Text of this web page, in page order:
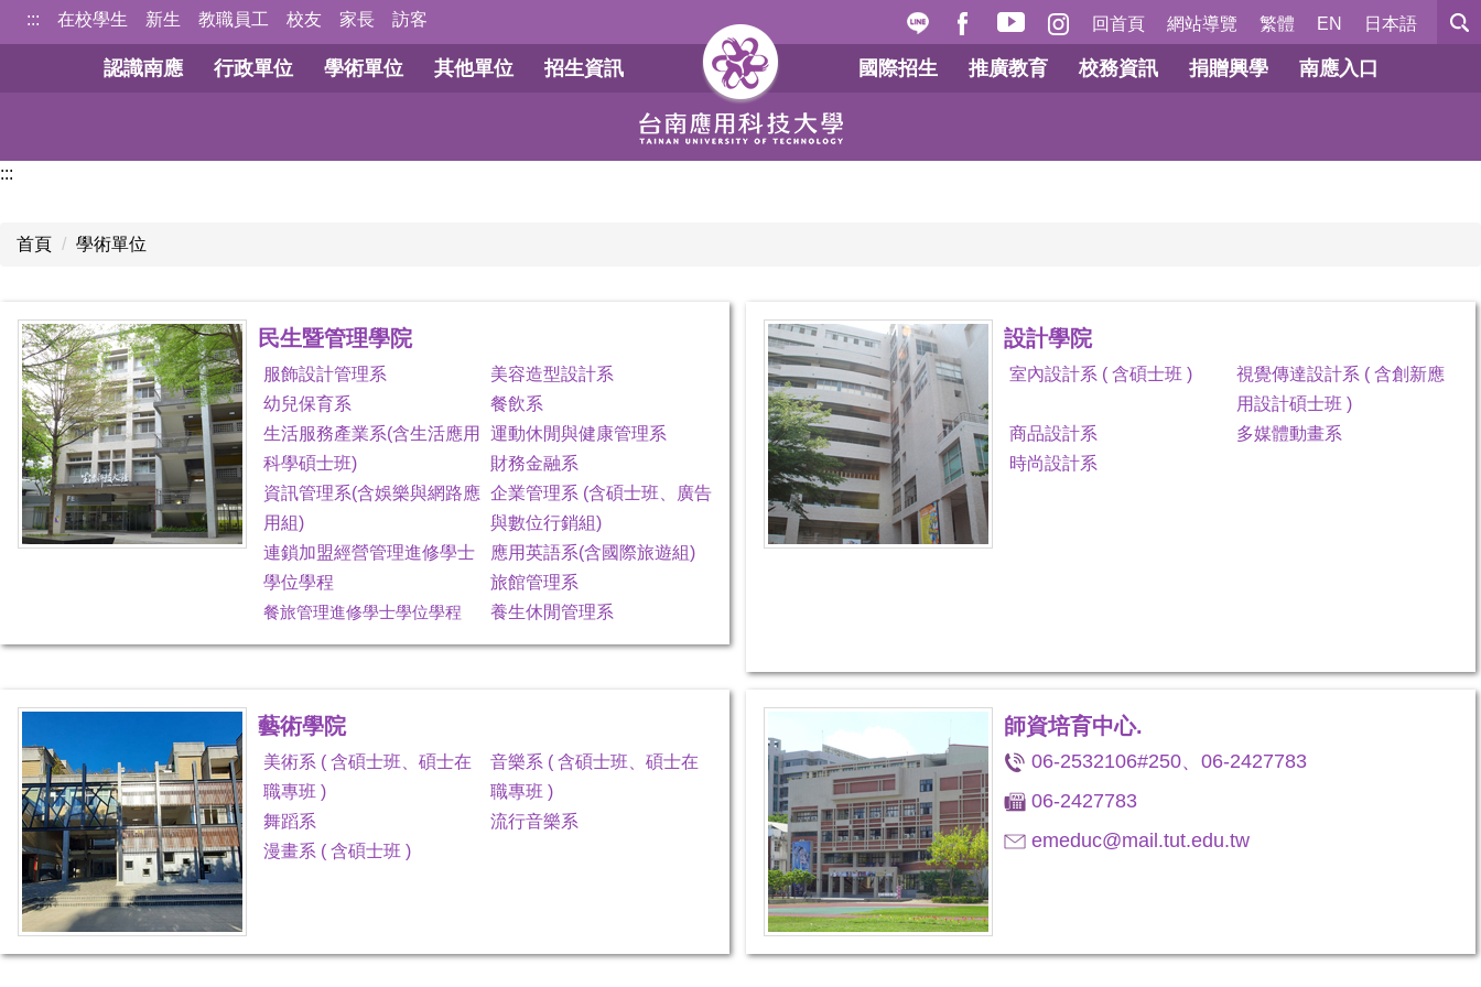
到
區
回首頁 網站導覽 繁體 EN 日本語
認識南應 行政單位 學術單位 其他單位 招生資訊 國際招生 推廣教育 校務資訊 捐贈興學 南應入口
::: 在校學生 新生 教職員工 校友 家長 訪客
:::
首頁 學術單位
民生暨管理學院
服飾設計管理系
美容造型設計系
幼兒保育系
餐飲系
生活服務產業系(含生活應用
科學碩士班)
運動休閒與健康管理系
財務金融系
資訊管理系(含娛樂與網路應
用組)
企業管理系 (含碩士班、廣告
與數位行銷組)
連鎖加盟經營管理進修學士
學位學程
應用英語系(含國際旅遊組)
旅館管理系
餐旅管理進修學士學位學程 養生休閒管理系
設計學院
室內設計系 ( 含碩士班 )
視覺傳達設計系 ( 含創新應
用設計碩士班 )
商品設計系
多媒體動畫系
時尚設計系
藝術學院
美術系 ( 含碩士班、碩士在
職專班 )
音樂系 ( 含碩士班、碩士在
職專班 )
舞蹈系
流行音樂系
漫畫系 ( 含碩士班 )
師資培育中心.
06-2532106#250、06-2427783
06-2427783
emeduc@mail.tut.edu.tw